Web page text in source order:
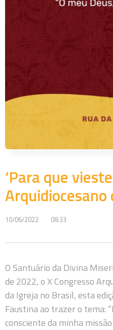
‘Para que
10/06/2022 08:33
O Santuário da Divina
de 2022, o X Congresso
da Igreja no Brasil, esta
Faustina ao trazer o tema:
consciente da minha